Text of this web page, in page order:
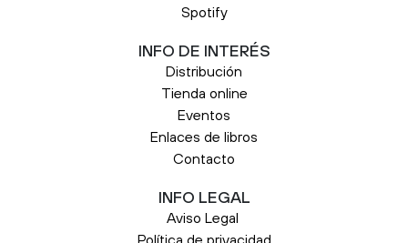
Spotify
INFO DE INTERÉS
Distribución
Tienda online
Eventos
Enlaces de libros
Contacto
INFO LEGAL
Aviso Legal
Política de privacidad